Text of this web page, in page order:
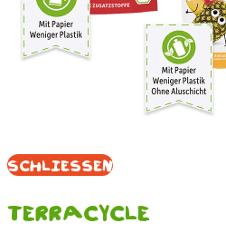
Schliessen
Terracycle